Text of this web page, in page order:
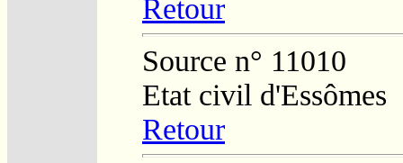
Retour
Source n° 11010
Etat civil d'Essômes
Retour